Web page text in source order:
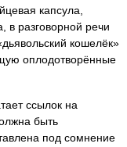
капсула,
в разговорной речи
кошелёк»
оплодотворённые
ссылок на
быть
под сомнение